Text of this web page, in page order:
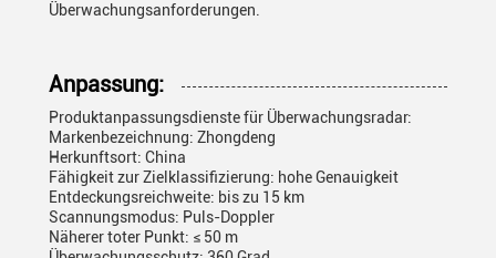
Überwachungsanforderungen.
Anpassung:
Produktanpassungsdienste für Überwachungsradar:
Markenbezeichnung: Zhongdeng
Herkunftsort: China
Fähigkeit zur Zielklassifizierung: hohe Genauigkeit
Entdeckungsreichweite: bis zu 15 km
Scannungsmodus: Puls-Doppler
Näherer toter Punkt: ≤ 50 m